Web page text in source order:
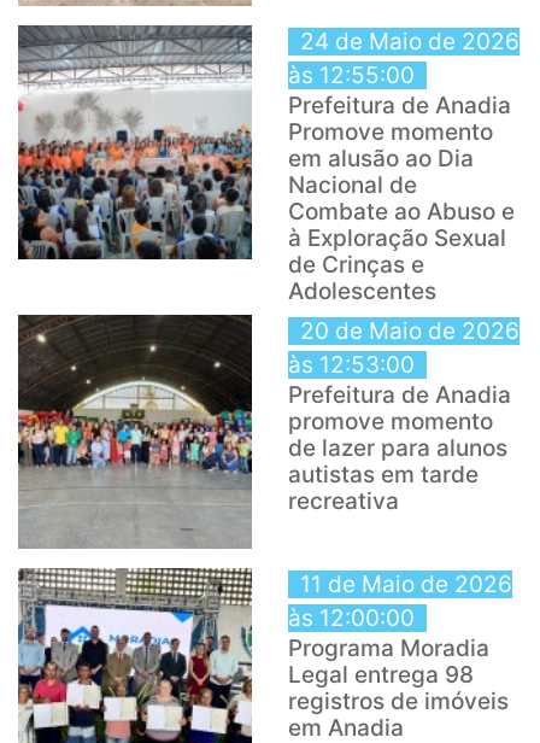
24 de Maio de 2026
às 12:55:00
Prefeitura de Anadia
Promove momento
em alusão ao Dia
Nacional de
Combate ao Abuso e
à Exploração Sexual
de Crinças e
Adolescentes
20 de Maio de 2026
às 12:53:00
Prefeitura de Anadia
promove momento
de lazer para alunos
autistas em tarde
recreativa
11 de Maio de 2026
às 12:00:00
Programa Moradia
Legal entrega 98
registros de imóveis
em Anadia